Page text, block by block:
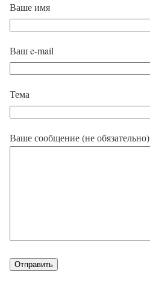
Ваше имя
Ваш e-mail
Тема
Ваше сообщение (не обязательно)